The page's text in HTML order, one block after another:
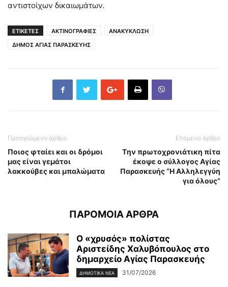
αντιστοίχων δικαιωμάτων.
ΕΤΙΚΕΤΕΣ ΑΚΤΙΝΟΓΡΑΦΙΕΣ
ΑΝΑΚΥΚΛΩΣΗ
ΔΗΜΟΣ ΑΓΙΑΣ ΠΑΡΑΣΚΕΥΗΣ
Προηγούμενο άρθρο
Ποιος φταίει και οι δρόμοι
μας είναι γεμάτοι
λακκούβες και μπαλώματα
Επόμενο άρθρο
Tην πρωτοχρονιάτικη πίτα
έκοψε ο σύλλογος Αγίας
Παρασκευής “Η Αλληλεγγύη
για όλους”
ΠΑΡΟΜΟΙΑ ΑΡΘΡΑ
Ο «χρυσός» πολίστας
Αριστείδης Χαλυβόπουλος στο
δημαρχείο Αγίας Παρασκευής
ΔΗΜΟΤΙΚΑ ΝΕΑ 31/07/2026